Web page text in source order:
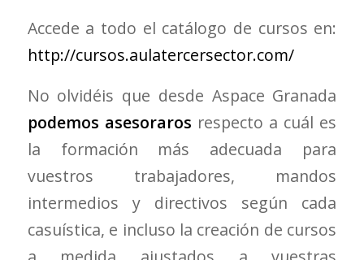
Accede a todo el catálogo de cursos en:
http://cursos.aulatercersector.com/
No olvidéis que desde Aspace Granada
podemos asesoraros respecto a cuál es
la formación más adecuada para
vuestros trabajadores, mandos
intermedios y directivos según cada
casuística, e incluso la creación de cursos